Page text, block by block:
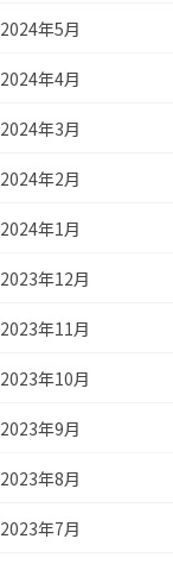
2024年5月
2024年4月
2024年3月
2024年2月
2024年1月
2023年12月
2023年11月
2023年10月
2023年9月
2023年8月
2023年7月